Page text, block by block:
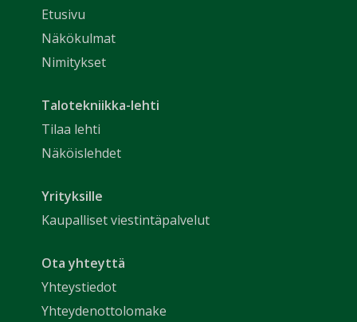
Etusivu
Näkökulmat
Nimitykset
Talotekniikka-lehti
Tilaa lehti
Näköislehdet
Yrityksille
Kaupalliset viestintäpalvelut
Ota yhteyttä
Yhteystiedot
Yhteydenottolomake